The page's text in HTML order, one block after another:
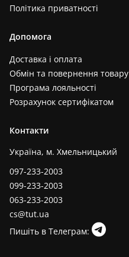
Політика приватності
Допомога
Доставка і оплата
Обмін та повернення товару
Програма лояльності
Розрахунок сертифікатом
Контакти
Україна, м. Хмельницький
097-233-2003
099-233-2003
063-233-2003
cs@tut.ua
Пишіть в Телеграм: